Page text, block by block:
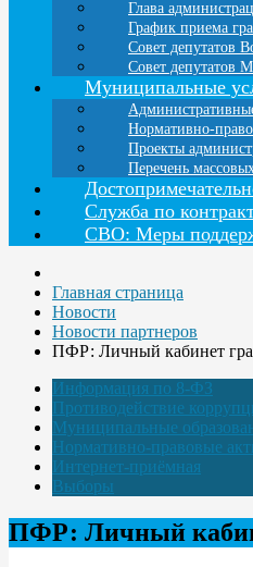
Глава
График приема
Совет депутатов
Совет депутатов
Муниципальные
Нормативно-
Проекты
Перечень
Служба по
СВО: Меры
Главная страница
Новости
Новости партнеров
ПФР: Личный кабинет
Информация по 8-ФЗ
Противодействие
Муниципальные
Нормативно-правовые
Интернет-приёмная
Выборы
ПФР: Личный